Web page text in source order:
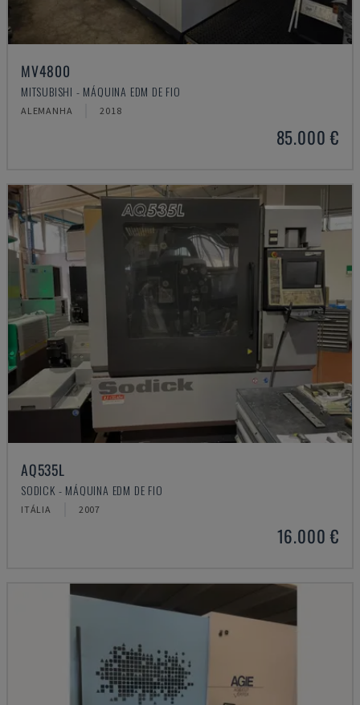
MV4800
MITSUBISHI - MÁQUINA EDM DE FIO
ALEMANHA 2018
85.000 €
AQ535L
SODICK - MÁQUINA EDM DE FIO
ITÁLIA 2007
16.000 €